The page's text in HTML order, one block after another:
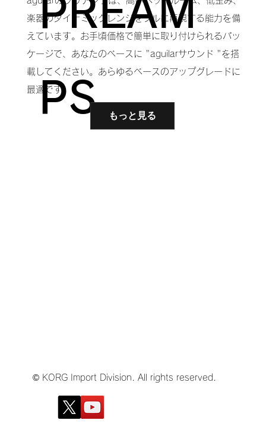
PREAM
PS
楽器のダイナミックレンジをフルに再現する能力を備
えています。お手頃価格で簡単に取り付けられるパッ
ケージで、あなたのベースに "aguilarサウンド "を搭
載してください。あらゆるベースのアップグレードに
最適です。
もっと見る
© KORG Import Division. All rights reserved.